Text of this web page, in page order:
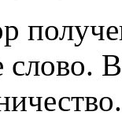
слово.